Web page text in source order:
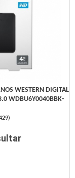
WESTERN DIGITAL
WDBU6Y0040BBK-
)